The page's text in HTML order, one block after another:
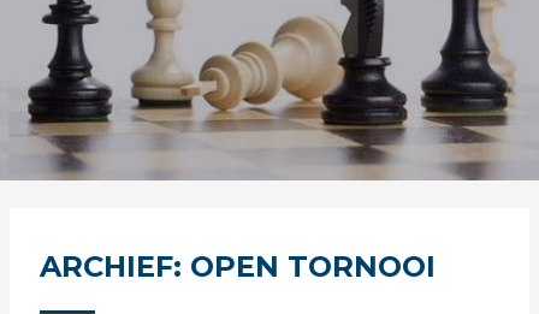
ARCHIEF: OPEN TORNOOI